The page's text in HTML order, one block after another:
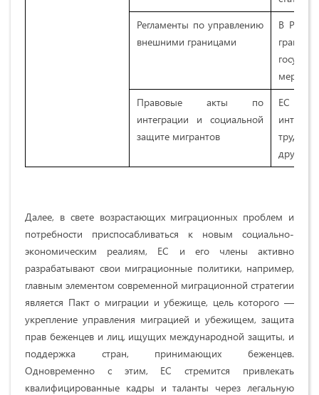
Регламенты по управлению
внешними границами
В
мерах
Правовые акты по
интеграции и социальной
защите мигрантов
ЕС
другим
Далее, в свете возрастающих миграционных проблем и
потребности приспосабливаться к новым социально-
экономическим реалиям, ЕС и его члены активно
разрабатывают свои миграционные политики, например,
главным элементом современной миграционной стратегии
является Пакт о миграции и убежище, цель которого —
укрепление управления миграцией и убежищем, защита
прав беженцев и лиц, ищущих международной защиты, и
поддержка стран, принимающих беженцев.
Одновременно с этим, ЕС стремится привлекать
квалифицированные кадры и таланты через легальную